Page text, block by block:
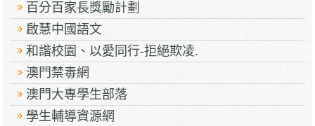
百分百家長獎勵計劃
啟慧中國語文
和諧校園、以愛同行-拒絕欺凌.
澳門禁毒網
澳門大專學生部落
學生輔導資源網